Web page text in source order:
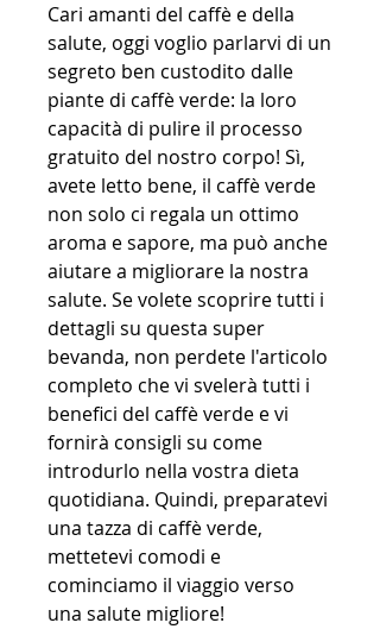
Cari amanti del caffè e della
salute, oggi voglio parlarvi di un
segreto ben custodito dalle
piante di caffè verde: la loro
capacità di pulire il processo
gratuito del nostro corpo! Sì,
avete letto bene, il caffè verde
non solo ci regala un ottimo
aroma e sapore, ma può anche
aiutare a migliorare la nostra
salute. Se volete scoprire tutti i
dettagli su questa super
bevanda, non perdete l'articolo
completo che vi svelerà tutti i
benefici del caffè verde e vi
fornirà consigli su come
introdurlo nella vostra dieta
quotidiana. Quindi, preparatevi
una tazza di caffè verde,
mettetevi comodi e
cominciamo il viaggio verso
una salute migliore!